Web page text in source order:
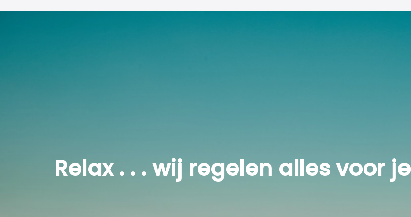
Tweede verdieping:
Relax . . . wij regelen alles voor je